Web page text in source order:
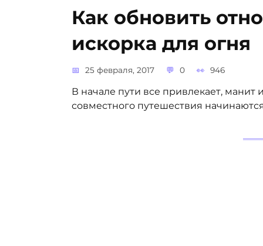
Как обновить
искорка для огня
25 февраля, 2017 0 946
В начале пути все привлекает, манит
совместного путешествия